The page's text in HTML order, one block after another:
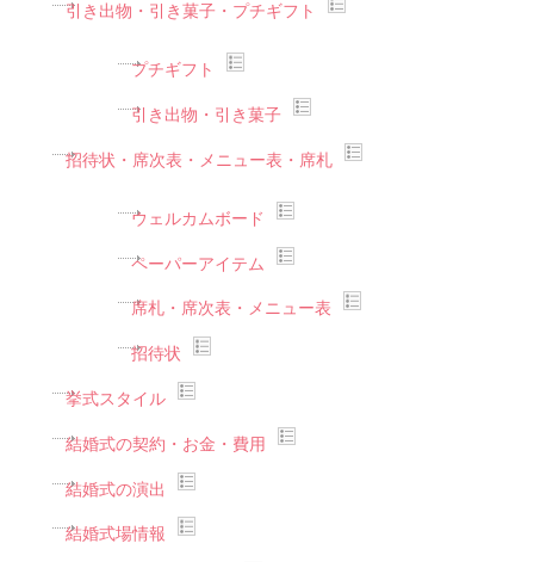
引き出物・引き菓子・プチギフト
プチギフト
引き出物・引き菓子
招待状・席次表・メニュー表・席札
ウェルカムボード
ペーパーアイテム
席札・席次表・メニュー表
招待状
挙式スタイル
結婚式の契約・お金・費用
結婚式の演出
結婚式場情報